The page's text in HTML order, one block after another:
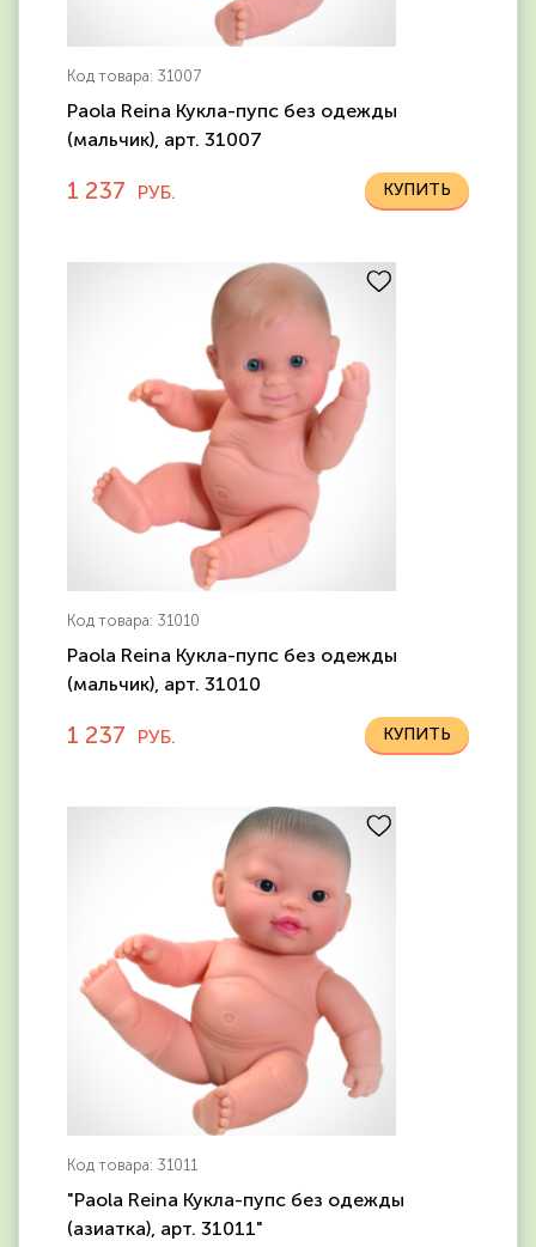
Код товара: 31007
Paola Reina Кукла-пупс без одежды
(мальчик), арт. 31007
1 237 РУБ.
Код товара: 31010
Paola Reina Кукла-пупс без одежды
(мальчик), арт. 31010
1 237 РУБ.
Код товара: 31011
"Paola Reina Кукла-пупс без одежды
(азиатка), арт. 31011"